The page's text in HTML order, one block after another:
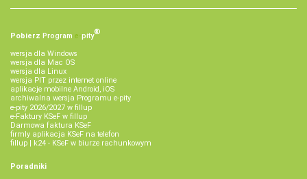
Pobierz Program e‑pity®
wersja dla Windows
wersja dla Mac OS
wersja dla Linux
wersja PIT przez internet online
aplikacje mobilne Android, iOS
archiwalna wersja Programu e-pity
e-pity 2026/2027 w fillup
e‑Faktury KSeF w fillup
Darmowa faktura KSeF
firmly aplikacja KSeF na telefon
fillup | k24 - KSeF w biurze rachunkowym
Poradniki